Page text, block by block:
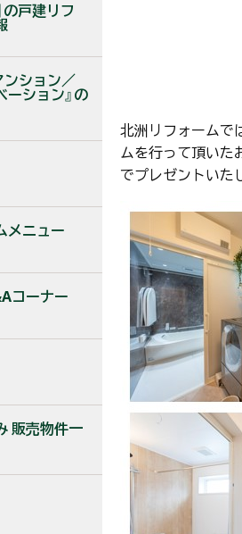
北洲リフォームで
ムを行って頂いた
でプレゼントいた
の戸建リフ
ンション／
ーション』の
メニュー
コーナー
販売物件一